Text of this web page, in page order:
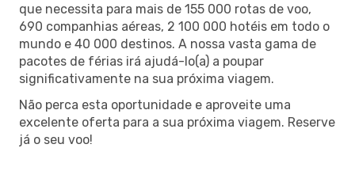
que necessita para mais de 155 000 rotas de voo,
690 companhias aéreas, 2 100 000 hotéis em todo o
mundo e 40 000 destinos. A nossa vasta gama de
pacotes de férias irá ajudá-lo(a) a poupar
significativamente na sua próxima viagem.
Não perca esta oportunidade e aproveite uma
excelente oferta para a sua próxima viagem. Reserve
já o seu voo!